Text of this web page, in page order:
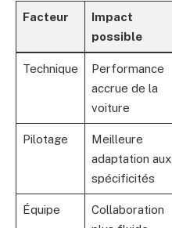
Facteur
Impact
possible
Technique
Performance
accrue de la
voiture
Pilotage
Meilleure
adaptation aux
spécificités
Équipe
Collaboration